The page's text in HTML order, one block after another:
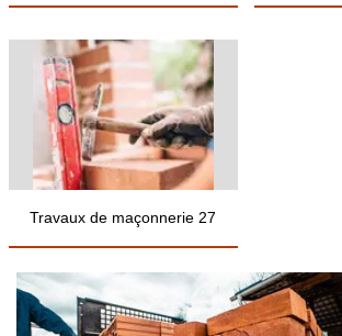
Travaux de maçonnerie 27